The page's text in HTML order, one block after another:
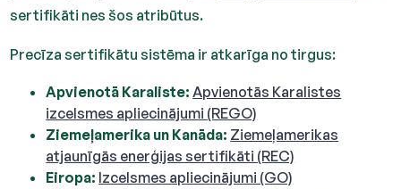
sertifikāti nes šos atribūtus.
Precīza sertifikātu sistēma ir atkarīga no tirgus:
Apvienotā Karaliste: Apvienotās Karalistes
izcelsmes apliecinājumi (REGO)
Ziemeļamerika un Kanāda: Ziemeļamerikas
atjaunīgās enerģijas sertifikāti (REC)
Eiropa: Izcelsmes apliecinājumi (GO)